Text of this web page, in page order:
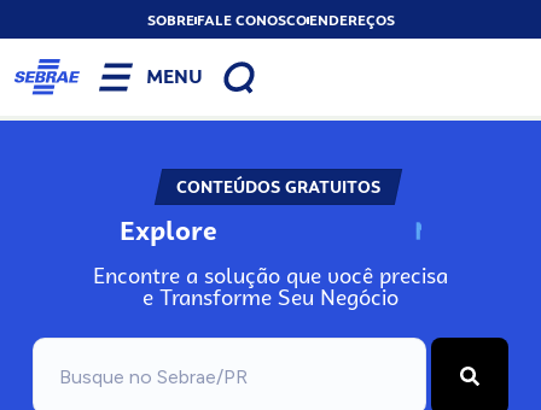
SOBREFALE CONOSCOENDEREÇOS
MENU
CONTEÚDOS GRATUITOS
Explore N
Encontre a solução que você precisa
e Transforme Seu Negócio